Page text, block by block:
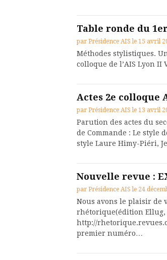
Table ronde du
par Présidence AIS le 15 avril
Méthodes stylistiques.
colloque de l’AIS Lyon II
Actes 2e colloque
par Présidence AIS le 13 avril
Parution des actes du
de Commande : Le style
style Laure Himy-Piéri,
Nouvelle revue :
par Présidence AIS le 24
Nous avons le plaisir de
rhétorique(édition Ellug,
http://
premier numéro…